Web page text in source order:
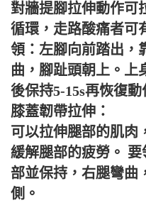
對牆提腳拉伸動作可
循環，走路酸痛者可
領：左腳向前踏出，
曲，腳趾頭朝上。上
後保持5-15s再恢復
膝蓋韌帶拉伸：
可以拉伸腿部的肌肉
緩解腿部的疲勞。
部並保持，右腿彎曲
側。